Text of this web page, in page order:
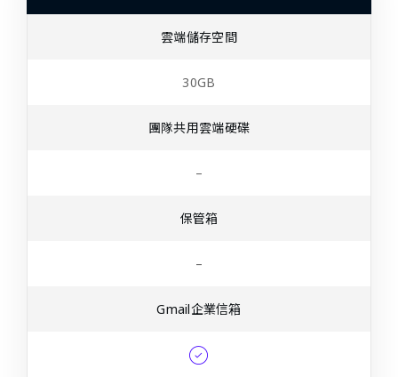
雲端儲存空間
30GB
團隊共用雲端硬碟
–
保管箱
–
Gmail企業信箱